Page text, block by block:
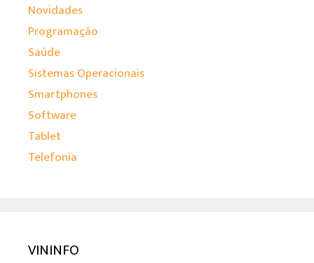
Novidades
Programação
Saúde
Sistemas Operacionais
Smartphones
Software
Tablet
Telefonia
VININFO